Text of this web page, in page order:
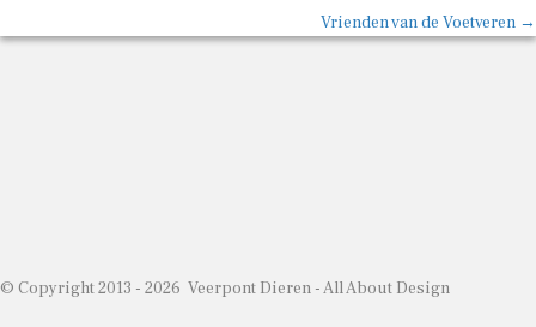
Vrienden van de Voetveren →
© Copyright 2013 - 2026 Veerpont Dieren -All About Design